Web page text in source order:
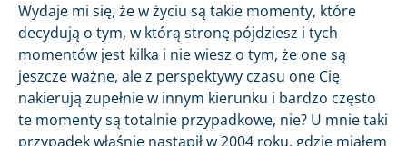
Wydaje mi się, że w życiu są takie momenty, które
decydują o tym, w którą stronę pójdziesz i tych
momentów jest kilka i nie wiesz o tym, że one są
jeszcze ważne, ale z perspektywy czasu one Cię
nakierują zupełnie w innym kierunku i bardzo często
te momenty są totalnie przypadkowe, nie? U mnie taki
przypadek właśnie nastąpił w 2004 roku, gdzie miałem